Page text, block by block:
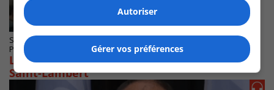
SAINT-LAMBERT
Publié le 10 juin 2022 à 09h52
La refonte des outils d’urbanisme exposée à
Saint-Lambert
Autoriser
Gérer vos préférences